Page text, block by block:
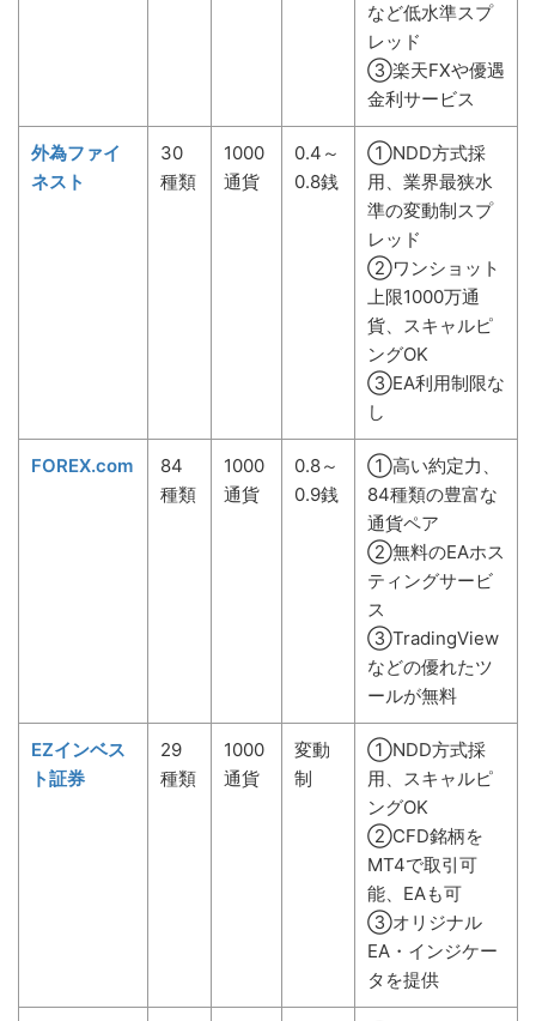
など低水準スプ
レッド
③楽天FXや優遇
金利サービス
外為ファイ
ネスト
30
種類
1000
通貨
0.4～
0.8銭
①NDD方式採
用、業界最狭水
準の変動制スプ
レッド
②ワンショット
上限1000万通
貨、スキャルピ
ングOK
③EA利用制限な
し
FOREX.com
84
種類
1000
通貨
0.8～
0.9銭
①高い約定力、
84種類の豊富な
通貨ペア
②無料のEAホス
ティングサービ
ス
③TradingView
などの優れたツ
ールが無料
EZインベス
ト証券
29
種類
1000
通貨
変動
制
①NDD方式採
用、スキャルピ
ングOK
②CFD銘柄を
MT4で取引可
能、EAも可
③オリジナル
EA・インジケー
タを提供